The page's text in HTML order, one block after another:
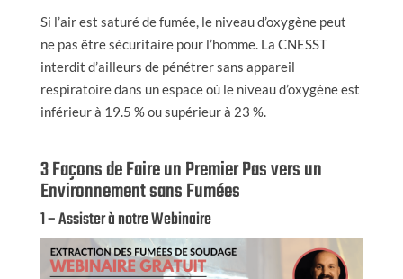
Si l’air est saturé de fumée, le niveau d’oxygène peut
ne pas être sécuritaire pour l’homme. La CNESST
interdit d’ailleurs de pénétrer sans appareil
respiratoire dans un espace où le niveau d’oxygène est
inférieur à 19.5 % ou supérieur à 23 %.
3 Façons de Faire un Premier Pas vers un
Environnement sans Fumées
1 – Assister à notre Webinaire